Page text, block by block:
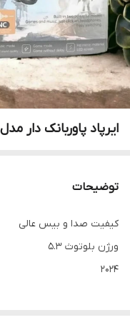
ایرپاد پاوربانک دار مدل M25 ورژن 5.3
توضیحات
کیفیت صدا و بیس عالی
ورژن بلوتوث 5.3
2024